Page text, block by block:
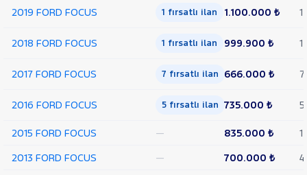
KIA
MINI
2019 FORD FOCUS 1 fırsatlı ilan 1.100.000 ₺ 1
2018 FORD FOCUS 1 fırsatlı ilan 999.900 ₺ 1
2017 FORD FOCUS 7 fırsatlı ilan 666.000 ₺ 7
2016 FORD FOCUS 5 fırsatlı ilan 735.000 ₺ 5
2015 FORD FOCUS — 835.000 ₺
1
2013 FORD FOCUS
— 700.000 ₺
4